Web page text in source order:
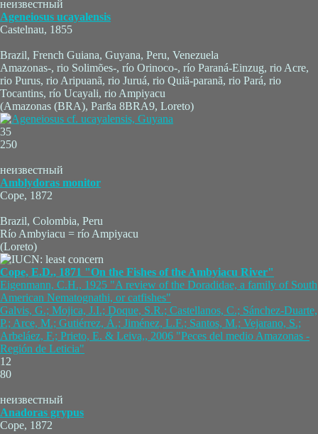
неизвестный
Ageneiosus ucayalensis
Castelnau, 1855
Brazil, French Guiana, Guyana, Peru, Venezuela
Amazonas-, rio Solimões-, río Orinoco-, río Paraná-Einzug, rio Acre,
rio Purus, rio Aripuanã, rio Juruá, rio Quiã-paranã, rio Pará, rio
Tocantins, río Ucayali, rio Ampiyacu
(Amazonas (BRA), Parßa 8BRA9, Loreto)
35
250
неизвестный
Amblydoras monitor
Cope, 1872
Brazil, Colombia, Peru
Río Ambyiacu = río Ampiyacu
(Loreto)
Cope, E.D., 1871 "On the Fishes of the Ambyiacu River"
Eigenmann, C.H., 1925 "A review of the Doradidae, a family of South
American Nematognathi, or catfishes"
Galvis, G.; Mojica, J.I.; Doque, S.R.; Castellanos, C.; Sánchez-Duarte,
P.; Arce, M.; Gutiérrez, Á.; Jiménez, L.F.; Santos, M.; Vejarano, S.;
Arbeláez, F.; Prieto, E. & Leiva,, 2006 "Peces del medio Amazonas -
Región de Leticia"
12
80
неизвестный
Anadoras grypus
Cope, 1872